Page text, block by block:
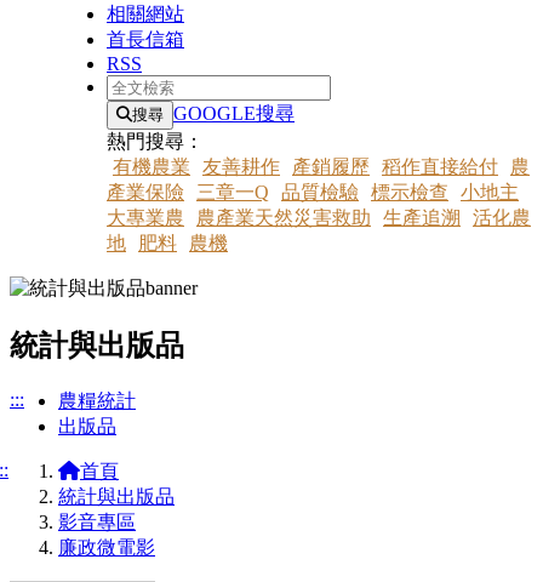
相關網站
首長信箱
RSS
全文檢索
搜尋 GOOGLE搜尋
熱門搜尋：
有機農業
友善耕作 產銷履歷 稻作直接給付
農
產業保險
三章一Q 品質檢驗 標示檢查
小地主
大專業農
農產業天然災害救助 生產追溯
活化農
地
肥料 農機
統計與出版品
:::
農糧統計
出版品
首頁
統計與出版品
影音專區
廉政微電影